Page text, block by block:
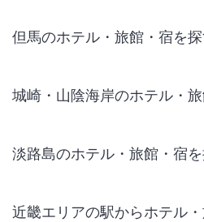
但馬のホテル・旅館・宿を
城崎・山陰海岸のホテル・
淡路島のホテル・旅館・宿
近畿エリアの駅からホテル